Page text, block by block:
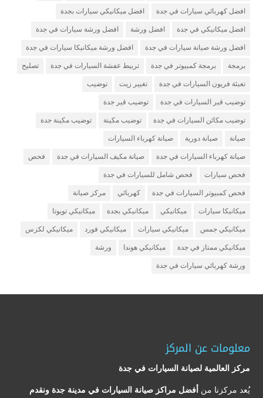
افضل كهربائي سيارات في جدة افضل ميكانيكي سيارات بجدة
افضل ميكانيكي في جدة افضل ورشة افضل ورشة سيارات في جدة
افضل ورشة صيانة سيارات في جدة افضل ورشة ميكانيكا سيارات في جدة
برمجة برمجة كمبيوتر في جدة تربيط عفشة السيارات في جدة تصليح
تعبئة فريون السيارات في جدة تغيير زيت توضيب
توضيب قير السيارات في جدة توضيب قير جدة
توضيب مكائن السيارات في جدة توضيب مكينة توضيب مكينة جدة
صيانة صيانة دورية صيانة كهرباء السيارات
صيانة كهرباء السيارات في جدة صيانة مكيف السيارات في جدة فحص
فحص سيارات فحص شامل للسيارات في جدة
فحص كمبيوتر السيارات في جدة كهربائي مركز صيانة
ميكانيكا سيارات ميكانيكي ميكانيكي بجدة ميكانيكي تويوتا
ميكانيكي جمس ميكانيكي سيارات ميكانيكي فورد ميكانيكي لكزس
ميكانيكي ممتاز في جدة ميكانيكي هوندا ورشة
ورشة كهربائي سيارات في جدة
معلومات عن المركز
مركز العالمية لصيانة السيارات في جدة
يُعد مركزنا من أفضل مراكز صيانة السيارات في مدينة جدة ونقدم